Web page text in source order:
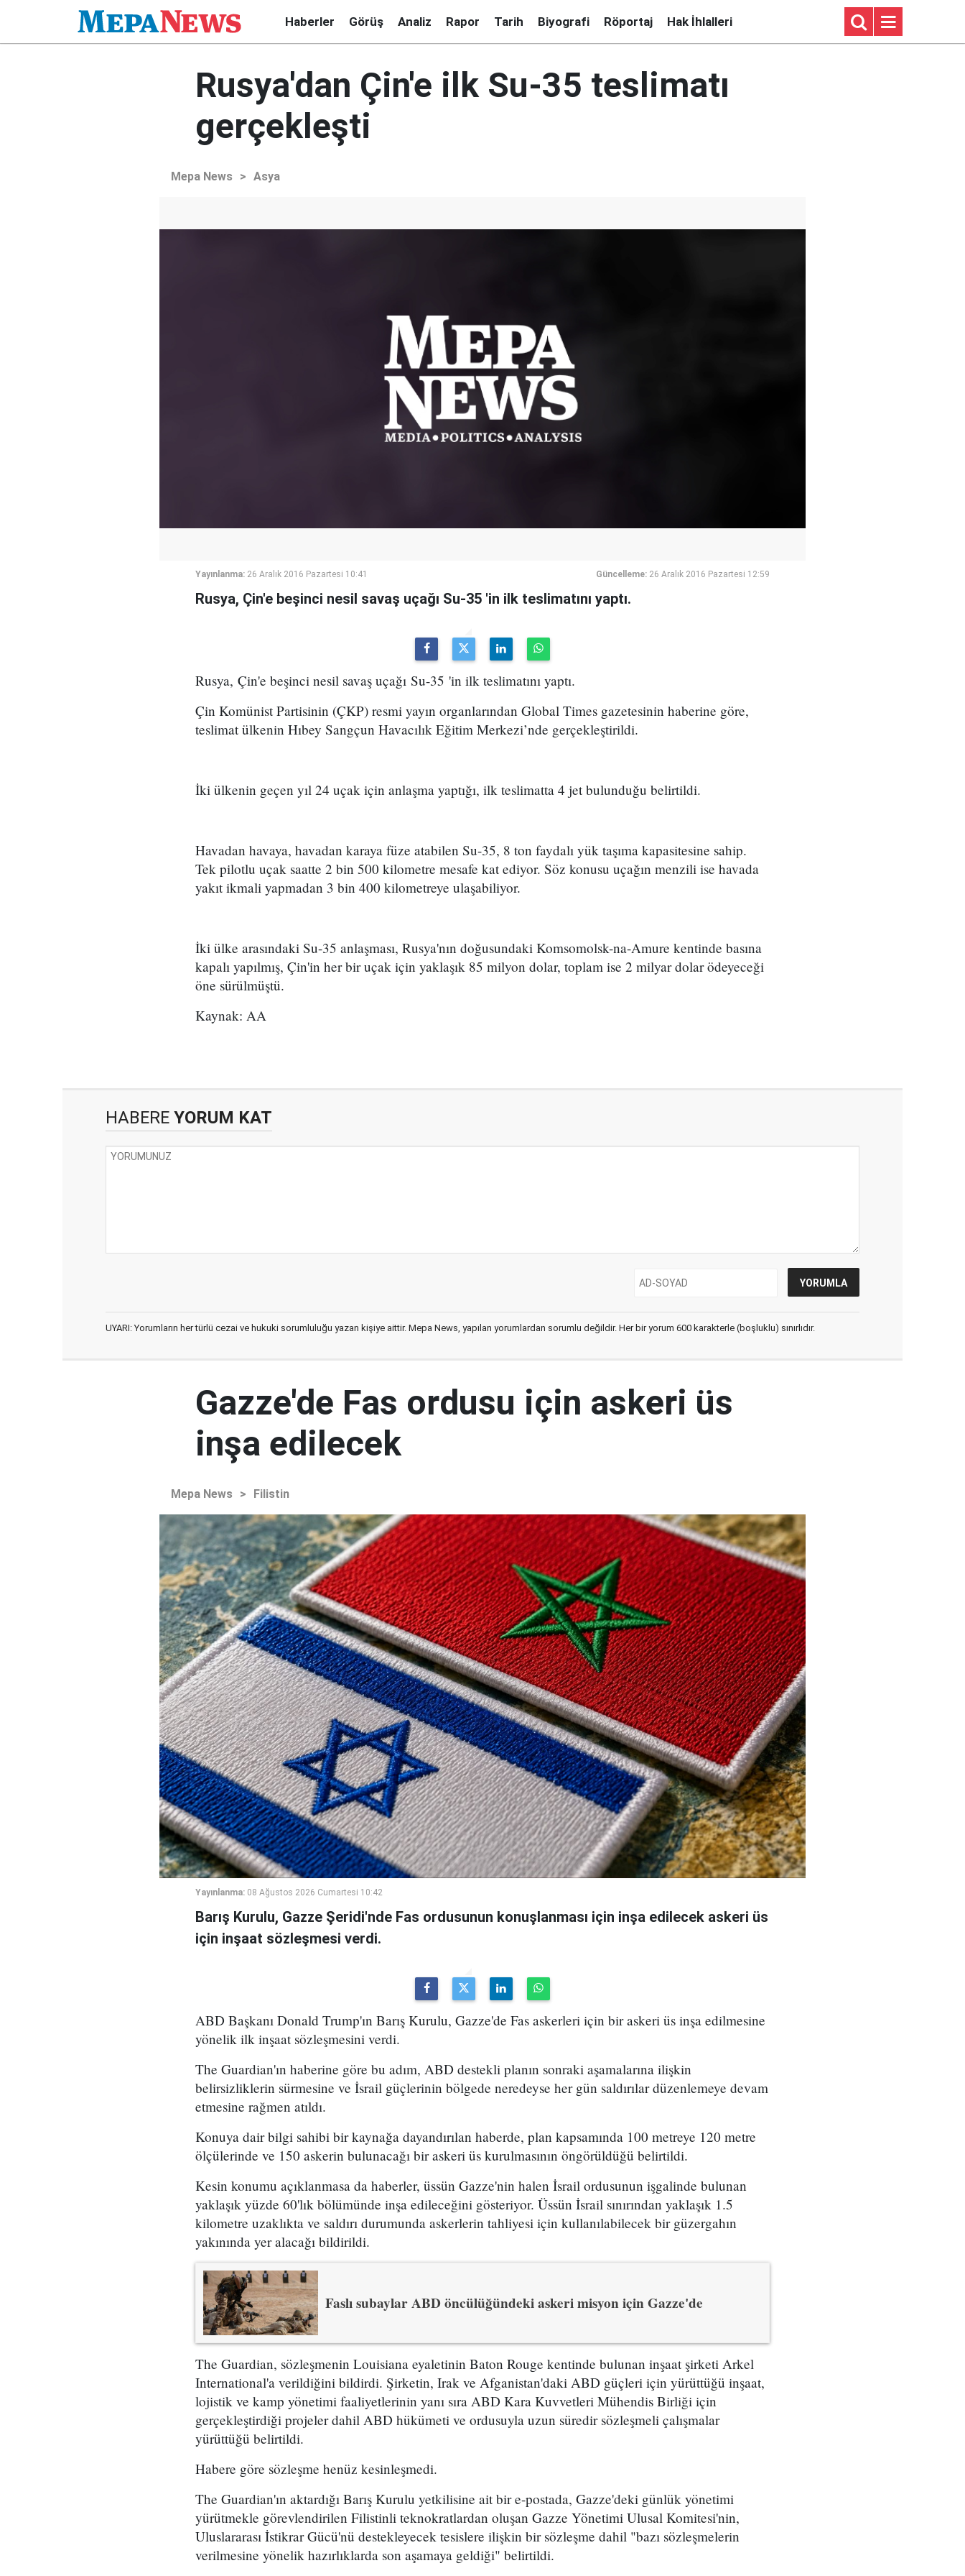
Haberler Görüş Analiz Rapor Tarih Biyografi Röportaj Hak İhlalleri
Rusya'dan Çin'e ilk Su-35 teslimatı
gerçekleşti
Mepa News > Asya
Yayınlanma: 26 Aralık 2016 Pazartesi 10:41 Güncelleme: 26 Aralık 2016 Pazartesi 12:59
Rusya, Çin'e beşinci nesil savaş uçağı Su-35 'in ilk teslimatını yaptı.
Rusya, Çin'e beşinci nesil savaş uçağı Su-35 'in ilk teslimatını yaptı.
Çin Komünist Partisinin (ÇKP) resmi yayın organlarından Global Times gazetesinin haberine göre,
teslimat ülkenin Hıbey Sangçun Havacılık Eğitim Merkezi’nde gerçekleştirildi.
İki ülkenin geçen yıl 24 uçak için anlaşma yaptığı, ilk teslimatta 4 jet bulunduğu belirtildi.
Havadan havaya, havadan karaya füze atabilen Su-35, 8 ton faydalı yük taşıma kapasitesine sahip.
Tek pilotlu uçak saatte 2 bin 500 kilometre mesafe kat ediyor. Söz konusu uçağın menzili ise havada
yakıt ikmali yapmadan 3 bin 400 kilometreye ulaşabiliyor.
İki ülke arasındaki Su-35 anlaşması, Rusya'nın doğusundaki Komsomolsk-na-Amure kentinde basına
kapalı yapılmış, Çin'in her bir uçak için yaklaşık 85 milyon dolar, toplam ise 2 milyar dolar ödeyeceği
öne sürülmüştü.
Kaynak: AA
HABERE YORUM KAT
UYARI: Yorumların her türlü cezai ve hukuki sorumluluğu yazan kişiye aittir. Mepa News, yapılan yorumlardan sorumlu değildir. Her bir yorum 600 karakterle (boşluklu) sınırlıdır.
Gazze'de Fas ordusu için askeri üs
inşa edilecek
Mepa News > Filistin
Yayınlanma: 08 Ağustos 2026 Cumartesi 10:42
Barış Kurulu, Gazze Şeridi'nde Fas ordusunun konuşlanması için inşa edilecek askeri üs
için inşaat sözleşmesi verdi.
ABD Başkanı Donald Trump'ın Barış Kurulu, Gazze'de Fas askerleri için bir askeri üs inşa edilmesine
yönelik ilk inşaat sözleşmesini verdi.
The Guardian'ın haberine göre bu adım, ABD destekli planın sonraki aşamalarına ilişkin
belirsizliklerin sürmesine ve İsrail güçlerinin bölgede neredeyse her gün saldırılar düzenlemeye devam
etmesine rağmen atıldı.
Konuya dair bilgi sahibi bir kaynağa dayandırılan haberde, plan kapsamında 100 metreye 120 metre
ölçülerinde ve 150 askerin bulunacağı bir askeri üs kurulmasının öngörüldüğü belirtildi.
Kesin konumu açıklanmasa da haberler, üssün Gazze'nin halen İsrail ordusunun işgalinde bulunan
yaklaşık yüzde 60'lık bölümünde inşa edileceğini gösteriyor. Üssün İsrail sınırından yaklaşık 1.5
kilometre uzaklıkta ve saldırı durumunda askerlerin tahliyesi için kullanılabilecek bir güzergahın
yakınında yer alacağı bildirildi.
Faslı subaylar ABD öncülüğündeki askeri misyon için Gazze'de
The Guardian, sözleşmenin Louisiana eyaletinin Baton Rouge kentinde bulunan inşaat şirketi Arkel
International'a verildiğini bildirdi. Şirketin, Irak ve Afganistan'daki ABD güçleri için yürüttüğü inşaat,
lojistik ve kamp yönetimi faaliyetlerinin yanı sıra ABD Kara Kuvvetleri Mühendis Birliği için
gerçekleştirdiği projeler dahil ABD hükümeti ve ordusuyla uzun süredir sözleşmeli çalışmalar
yürüttüğü belirtildi.
Habere göre sözleşme henüz kesinleşmedi.
The Guardian'ın aktardığı Barış Kurulu yetkilisine ait bir e-postada, Gazze'deki günlük yönetimi
yürütmekle görevlendirilen Filistinli teknokratlardan oluşan Gazze Yönetimi Ulusal Komitesi'nin,
Uluslararası İstikrar Gücü'nü destekleyecek tesislere ilişkin bir sözleşme dahil "bazı sözleşmelerin
verilmesine yönelik hazırlıklarda son aşamaya geldiği" belirtildi.